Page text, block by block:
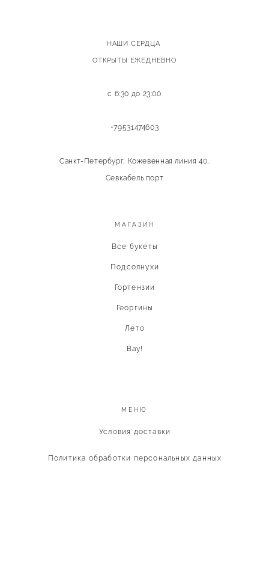
НАШИ СЕРДЦА
ОТКРЫТЫ ЕЖЕДНЕВНО
с 6:30 до 23:00
+79531474603
Санкт-Петербург, Кожевенная линия 40,
Севкабель порт
МАГАЗИН
Все букеты
Подсолнухи
Гортензии
Георгины
Лето
Вау!
МЕНЮ
Условия доставки
Политика обработки персональных данных